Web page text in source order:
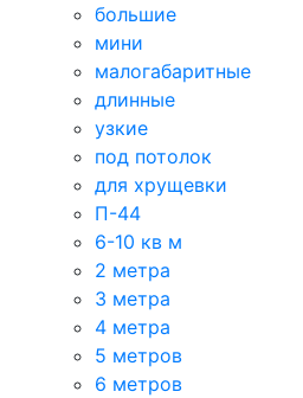
большие
мини
малогабаритные
длинные
узкие
под потолок
для хрущевки
П-44
6-10 кв м
2 метра
3 метра
4 метра
5 метров
6 метров